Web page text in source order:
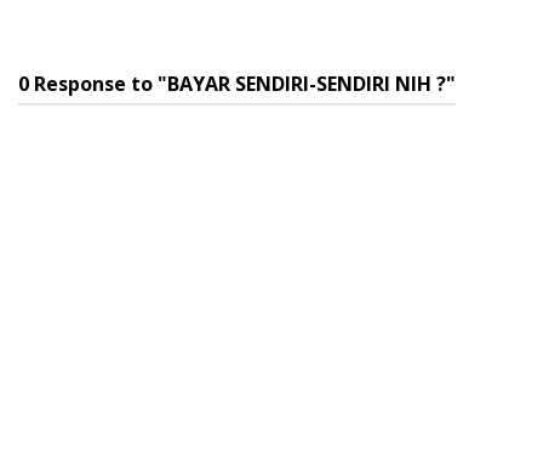
0 Response to "BAYAR SENDIRI-SENDIRI NIH ?"